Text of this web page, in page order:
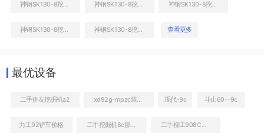
右前45
查看更多
最优设备
二手住友挖掘机a2 现代-9c 斗山60一9c
力工92铲车价格